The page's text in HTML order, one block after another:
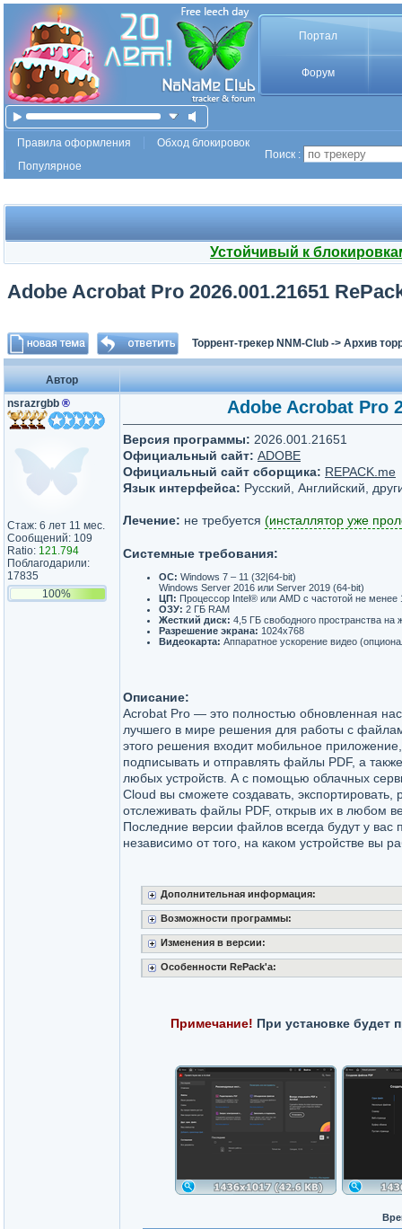
Портал
Форум
Правила оформления
Обход блокировок
Популярное
Поиск :
Устойчивый к
Adobe Acrobat Pro 2026.001.21651
Торрент-трекер NNM-Club -> Архив
Автор
nsrazrgbb ®
Стаж: 6 лет 11 мес.
Сообщений: 109
Ratio: 121.794
Поблагодарили:
17835
100%
Adobe Acrobat Pro
Версия программы: 2026.001.21651
Официальный сайт: ADOBE
Официальный сайт сборщика: REPACK.me
Язык интерфейса: Русский, Английский,
Лечение: не требуется (инсталлятор уже
Системные требования:
ОС: Windows 7 – 11 (32|64-bit)
Windows Server 2016 или Server 2019 (64-bit)
ЦП: Процессор Intel® или AMD с частотой не менее
ОЗУ: 2 ГБ RAM
Жесткий диск: 4,5 ГБ свободного пространства на
Разрешение экрана: 1024x768
Видеокарта: Аппаратное ускорение видео
Описание:
Acrobat Pro — это полностью обновленная
лучшего в мире решения для работы с
этого решения входит мобильное
подписывать и отправлять файлы PDF, а
любых устройств. А с помощью облачных
Cloud вы сможете создавать, экспортировать,
отслеживать файлы PDF, открыв их в любом
Последние версии файлов всегда будут у вас
независимо от того, на каком устройстве вы
Дополнительная информация:
Возможности программы:
Изменения в версии:
Особенности RePack'a:
Примечание! При установке будет